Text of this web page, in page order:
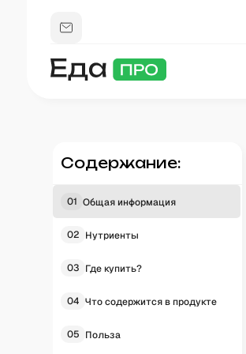
Содержание:
01 Общая информация
02 Нутриенты
03 Где купить?
04 Что содержится в продукте
05 Польза